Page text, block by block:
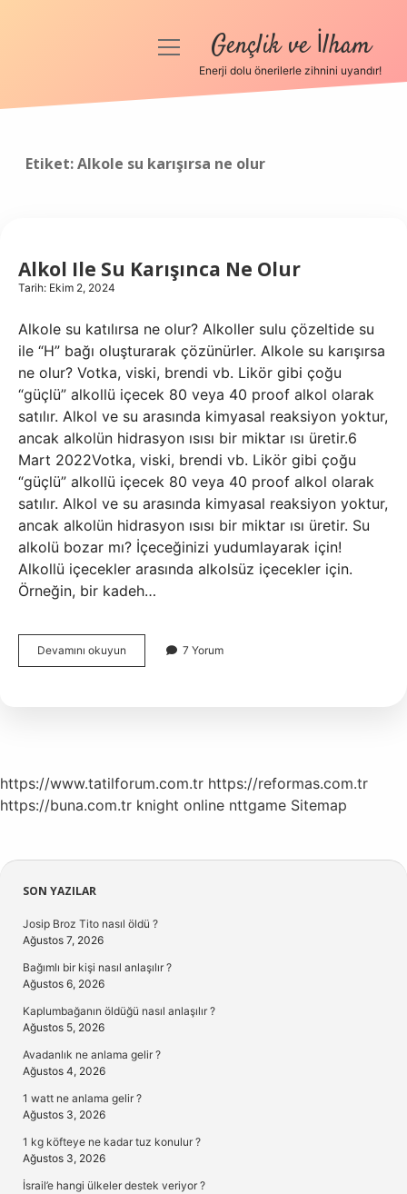
Anasayfa
menüyüGençlik ve İlham
Enerji dolu önerilerle zihnini uyandır!
Etiket:Alkole su karışırsa ne olur
Alkol Ile Su Karışınca Ne Olur
Tarih: Ekim 2, 2024
Alkole su katılırsa ne olur? Alkoller sulu çözeltide su
ile “H” bağı oluşturarak çözünürler. Alkole su karışırsa
ne olur? Votka, viski, brendi vb. Likör gibi çoğu
“güçlü” alkollü içecek 80 veya 40 proof alkol olarak
satılır. Alkol ve su arasında kimyasal reaksiyon yoktur,
ancak alkolün hidrasyon ısısı bir miktar ısı üretir.6
Mart 2022Votka, viski, brendi vb. Likör gibi çoğu
“güçlü” alkollü içecek 80 veya 40 proof alkol olarak
satılır. Alkol ve su arasında kimyasal reaksiyon yoktur,
ancak alkolün hidrasyon ısısı bir miktar ısı üretir. Su
alkolü bozar mı? İçeceğinizi yudumlayarak için!
Alkollü içecekler arasında alkolsüz içecekler için.
Örneğin, bir kadeh…
Devamını okuyun
Ile
7 Yorum
https://www.tatilforum.com.tr https://reformas.com.tr
https://buna.com.tr knight online nttgame Sitemap
Sidebar
SON YAZILAR
Josip Broz Tito nasıl öldü ?
Ağustos 7, 2026
Bağımlı bir kişi nasıl anlaşılır ?
Ağustos 6, 2026
Kaplumbağanın öldüğü nasıl anlaşılır ?
Ağustos 5, 2026
Avadanlık ne anlama gelir ?
Ağustos 4, 2026
1 watt ne anlama gelir ?
Ağustos 3, 2026
1 kg köfteye ne kadar tuz konulur ?
Ağustos 3, 2026
İsrail’e hangi ülkeler destek veriyor ?